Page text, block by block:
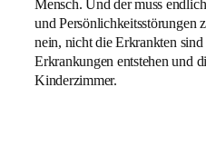
Mensch. Und der muss
und Persönlichkeitsstörungen
nein, nicht die Erkrankten
Erkrankungen entstehen und
Kinderzimmer.